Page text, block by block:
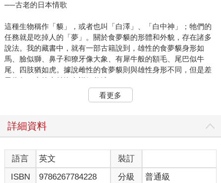
──古老的日本情歌
這種生物稱作「貘」，或者也叫「白澤」、「白中神」；牠們的
任務就是吃掉人的「夢」。關於食夢貘的形體和外貌，存在諸多
說法。我的藏書中，就有一部古籍說到，雄性的食夢貘身形如
馬、臉似獅、鼻子和獠牙像大象、有犀牛般的額毛、尾巴似牛
尾、四肢猶如虎。據說雌性的食夢貘則與雄性身形不同，但是差
異為何，古籍中並沒有詳細敘述。
古時漢學盛行的時期，日本人家都會把貘的畫掛在牆上；據說如
說，古籍便有記載：
貘雖然形為動物，卻能如人類一般說話。黃帝見狀便說：「天下
寧靜，見何怪乎。」白澤乃言：「若要解怪，但將白澤圖於堂屋
壁掛之。雖有妖怪，不能成災。」
看更多
詳細資料
語言 英文
裝訂
ISBN
9786267784228 分級 普通級